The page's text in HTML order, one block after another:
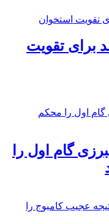
برای تقویت
گام اول را